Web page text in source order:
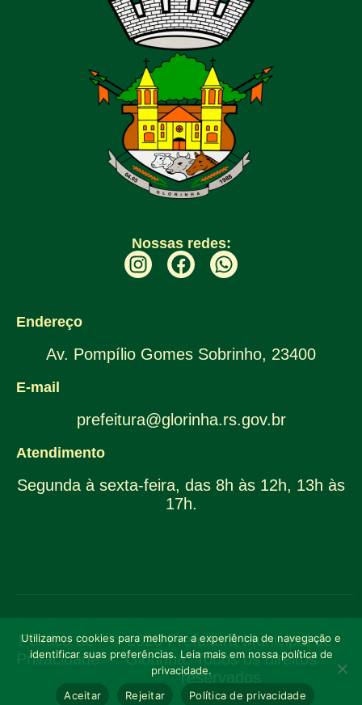
Nossas redes:
Endereço
Av. Pompílio Gomes Sobrinho, 23400
E-mail
prefeitura@glorinha.rs.gov.br
Atendimento
Segunda à sexta-feira, das 8h às 12h, 13h às
17h.
Política de
Privacidade
© 2025 Prefeitura Municipal de
Glorinha. Todos os direitos
reservados
Utilizamos cookies para melhorar a experiência de navegação e
identificar suas preferências. Leia mais em nossa política de
privacidade.
Aceitar
Rejeitar Política de privacidade